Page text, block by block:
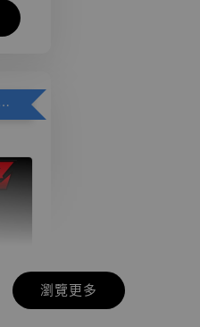
明紀念款 [奇蹟工作室]】
瀏覽更多